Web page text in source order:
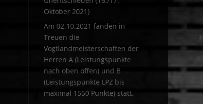
Oktober 2021)
Am 02.10.2021 fanden in
Treuen die
Vogtlandmeisterschaften der
Herren A (Leistungspunkte
nach oben offen) und B
(Leistungspunkte LPZ bis
maximal 1550 Punkte) statt.